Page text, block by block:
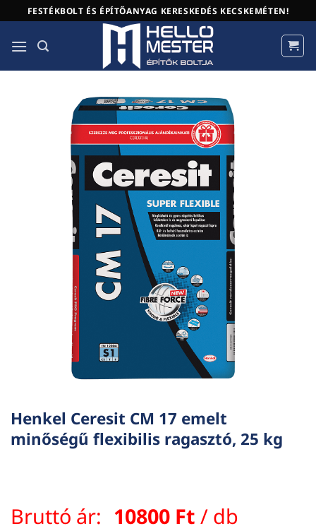
to
content
FESTÉKBOLT ÉS ÉPÍTŐANYAG KERESKEDÉS KECSKEMÉTEN!
Henkel Ceresit CM 17 emelt
minőségű flexibilis ragasztó, 25 kg
Bruttó ár: 10800 Ft / db